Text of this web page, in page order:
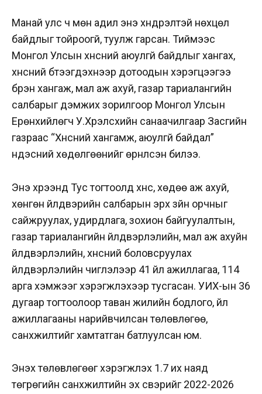
Манай улс ч мөн адил энэ хүндрэлтэй нөхцөл
байдлыг тойроогүй, туулж гарсан. Тиймээс
Монгол Улсын хүнсний аюулгүй байдлыг хангах,
хүнсний бүтээгдэхүүнээр дотоодын хэрэгцээгээ
бүрэн хангаж, мал аж ахуй, газар тариалангийн
салбарыг дэмжих зорилгоор Монгол Улсын
Ерөнхийлөгч У.Хүрэлсүхийн санаачилгаар Засгийн
газраас “Хүнсний хангамж, аюулгүй байдал”
үндэсний хөдөлгөөнийг өрнүүлсэн билээ.
Энэ хүрээнд Тус тогтоолд хүнс, хөдөө аж ахуй,
хөнгөн үйлдвэрийн салбарын эрх зүйн орчныг
сайжруулах, удирдлага, зохион байгуулалтын,
газар тариалангийн үйлдвэрлэлийн, мал аж ахуйн
үйлдвэрлэлийн, хүнсний боловсруулах
үйлдвэрлэлийн чиглэлээр 41 үйл ажиллагаа, 114
арга хэмжээг хэрэгжүүлэхээр тусгасан. УИХ-ын 36
дугаар тогтоолоор таван жилийн бодлого, үйл
ажиллагааны нарийвчилсан төлөвлөгөө,
санхүүжилтийг хамтатган батлуулсан юм.
Энэхүү төлөвлөгөөг хэрэгжүүлэх 1.7 их наяд
төгрөгийн санхүүжилтийн эх үүсвэрийг 2022-2026